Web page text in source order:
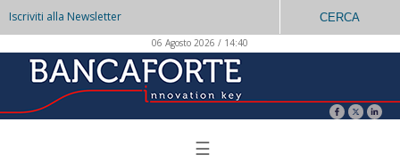
Iscriviti alla Newsletter CERCA
06 Agosto 2026 / 14:40
☰